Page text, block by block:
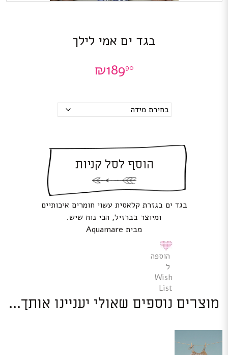
בגד ים אמי לילך
₪18990
מידות
הוסף לסל קניות
בגד ים בגזרת קלאסית עשוי חומרים איכותיים
ומיוצר בברזיל, הכי נוח שיש.
מבית Aquamare
הוספה
ל
Wish
List
מוצרים נוספים שאולי יעניינו אותך...